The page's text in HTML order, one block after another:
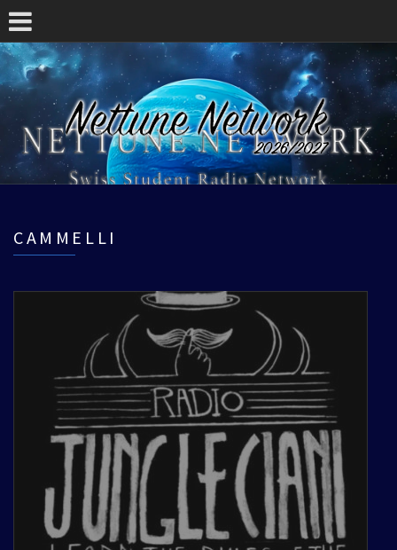
CAMMELLI